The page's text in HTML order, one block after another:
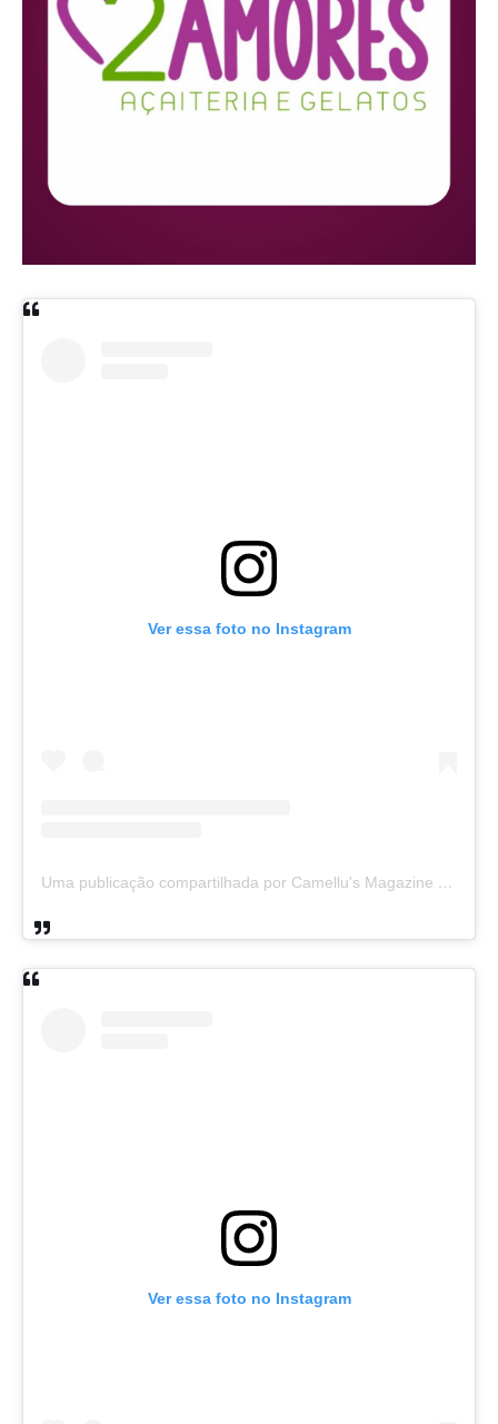
Ver essa foto no Instagram
Uma publicação compartilhada por Camellu's Magazine I e II (@camellus_magazine)
Ver essa foto no Instagram